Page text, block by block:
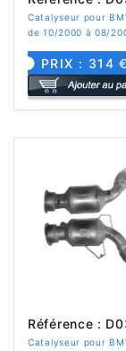
Catalyseur pour
de 10/2000 à 08/
PRIX : 314
Référence :
Catalyseur pour